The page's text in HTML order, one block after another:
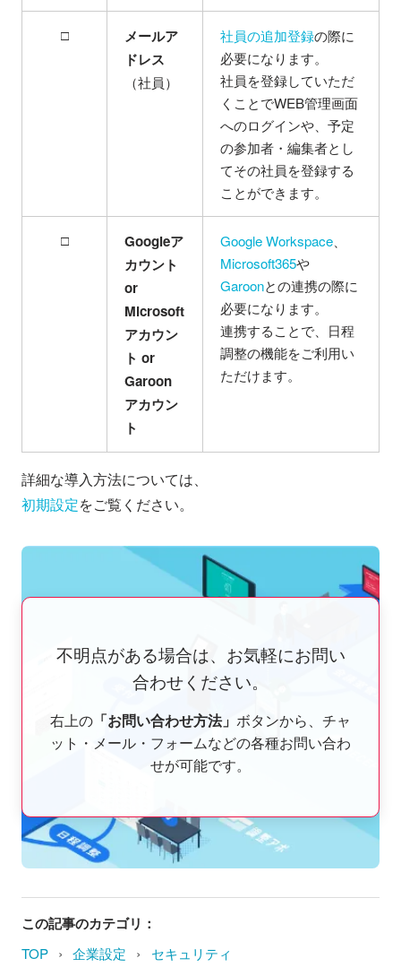
□
メールア
ドレス
（社員）
社員の追加登録の際に
必要になります。
社員を登録していただ
くことでWEB管理画面
へのログインや、予定
の参加者・編集者とし
てその社員を登録する
ことができます。
□
Googleア
カウント
or
Microsoft
アカウン
ト or
Garoon
アカウン
ト
Google Workspace
Microsoft365や
Garoonとの連携の際に
必要になります。
連携することで、日程
調整の機能をご利用い
ただけます。
詳細な導入方法については、
初期設定をご覧ください。
不明点がある場合は、お気軽にお問い
合わせください。
右上の 「お問い合わせ方法」 ボタンから、チャ
ット・メール・フォームなどの各種お問い合わ
せが可能です。
この記事のカテゴリ：
TOP › 企業設定 › セキュリティ